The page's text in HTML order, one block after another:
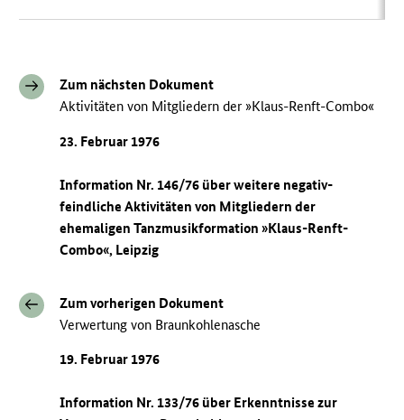
Zum nächsten Dokument
Aktivitäten von Mitgliedern der »Klaus-Renft-Combo«
23. Februar 1976
Information Nr. 146/76 über weitere negativ-
feindliche Aktivitäten von Mitgliedern der
ehemaligen Tanzmusikformation »Klaus-Renft-
Combo«, Leipzig
Zum vorherigen Dokument
Verwertung von Braunkohlenasche
19. Februar 1976
Information Nr. 133/76 über Erkenntnisse zur